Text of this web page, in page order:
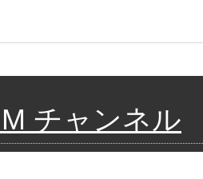
チャンネル